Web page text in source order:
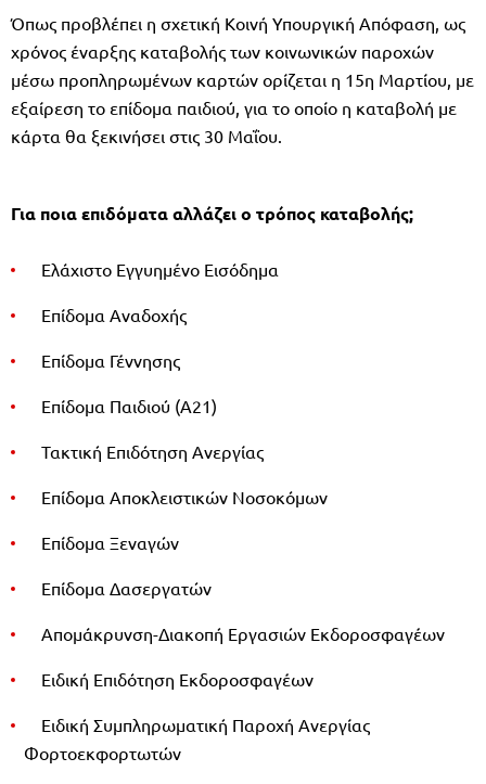
Όπως προβλέπει η σχετική Κοινή Υπουργική Απόφαση, ως
χρόνος έναρξης καταβολής των κοινωνικών παροχών
μέσω προπληρωμένων καρτών ορίζεται η 15η Μαρτίου, με
εξαίρεση το επίδομα παιδιού, για το οποίο η καταβολή με
κάρτα θα ξεκινήσει στις 30 Μαΐου.
Για ποια επιδόματα αλλάζει ο τρόπος καταβολής;
Ελάχιστο Εγγυημένο Εισόδημα
Επίδομα Αναδοχής
Επίδομα Γέννησης
Επίδομα Παιδιού (Α21)
Τακτική Επιδότηση Ανεργίας
Επίδομα Αποκλειστικών Νοσοκόμων
Επίδομα Ξεναγών
Επίδομα Δασεργατών
Απομάκρυνση-Διακοπή Εργασιών Εκδοροσφαγέων
Ειδική Επιδότηση Εκδοροσφαγέων
Ειδική Συμπληρωματική Παροχή Ανεργίας
Φορτοεκφορτωτών